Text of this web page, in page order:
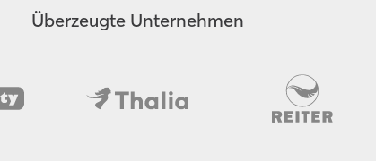
Überzeugte Unternehmen